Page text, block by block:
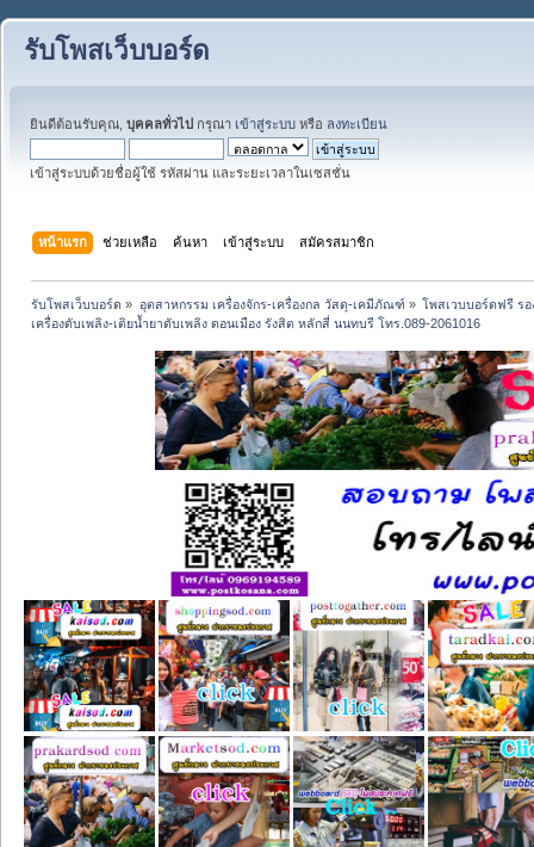
รับโพสเว็บบอร์ด
ยินดีต้อนรับคุณ, บุคคลทั่วไป กรุณา เข้าสู่ระบบ หรือ ลงทะเบียน
เข้าสู่ระบบด้วยชื่อผู้ใช้ รหัสผ่าน และระยะเวลาในเซสชั่น
หน้าแรก ช่วยเหลือ ค้นหา เข้าสู่ระบบ สมัครสมาชิก
รับโพสเว็บบอร์ด » อุตสาหกรรม เครื่องจักร-เครื่องกล วัสดุ-เคมีภัณฑ์ » โพสเวบบอร์ดฟรี รอ
เครื่องดับเพลิง-เติยน้ำยาดับเพลิง ดอนเมือง รังสิต หลักสี่ นนทบรี โทร.089-2061016